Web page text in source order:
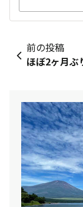
前の投稿